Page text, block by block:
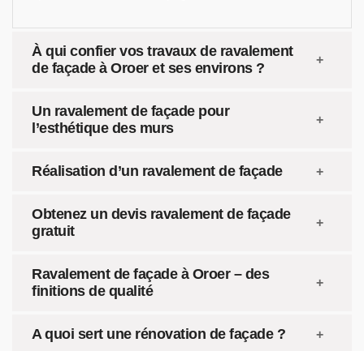
À qui confier vos travaux de ravalement
de façade à Oroer et ses environs ?
Un ravalement de façade pour
l’esthétique des murs
Réalisation d’un ravalement de façade
Obtenez un devis ravalement de façade
gratuit
Ravalement de façade à Oroer – des
finitions de qualité
A quoi sert une rénovation de façade ?